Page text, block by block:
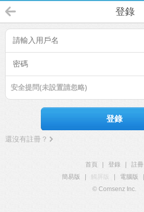
登錄
安全提問(未設置請忽略)
登錄
還沒有註冊？
首頁 登錄
註冊
簡易版
觸屏版 電腦版
© Comsenz Inc.